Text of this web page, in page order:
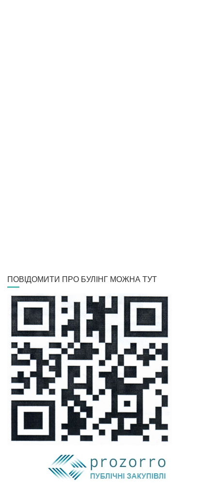
ПОВІДОМИТИ ПРО БУЛІНГ МОЖНА ТУТ